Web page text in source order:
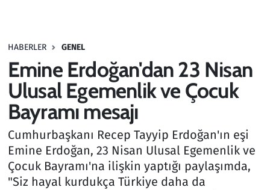
HABERLER GENEL
Emine Erdoğan'dan 23 Nisan
Ulusal Egemenlik ve Çocuk
Bayramı mesajı
Cumhurbaşkanı Recep Tayyip Erdoğan'ın eşi
Emine Erdoğan, 23 Nisan Ulusal Egemenlik ve
Çocuk Bayramı'na ilişkin yaptığı paylaşımda,
"Siz hayal kurdukça Türkiye daha da
Haber
Kültür Sanat
Kurumsal Haberler
Lezzet Durağı
Memur ve Kamu